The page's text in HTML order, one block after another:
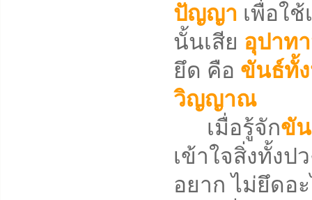
ปัญญา เพื่อใ
นั้นเสีย อุปาท
ยึด คือ ขันธ์ทั้
วิญญาณ
เมื่อรู้จักขั
เข้าใจสิ่งทั้งป
อยาก ไม่ยึดอ